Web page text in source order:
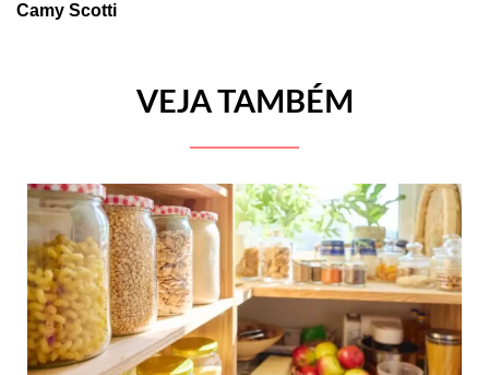
Camy Scotti
VEJA TAMBÉM